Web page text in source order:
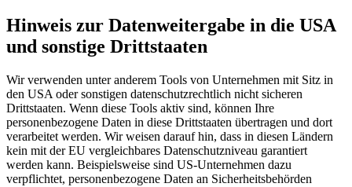
Hinweis zur Datenweitergabe in die USA
und sonstige Drittstaaten
Wir verwenden unter anderem Tools von Unternehmen mit Sitz in
den USA oder sonstigen datenschutzrechtlich nicht sicheren
Drittstaaten. Wenn diese Tools aktiv sind, können Ihre
personenbezogene Daten in diese Drittstaaten übertragen und dort
verarbeitet werden. Wir weisen darauf hin, dass in diesen Ländern
kein mit der EU vergleichbares Datenschutzniveau garantiert
werden kann. Beispielsweise sind US-Unternehmen dazu
verpflichtet, personenbezogene Daten an Sicherheitsbehörden